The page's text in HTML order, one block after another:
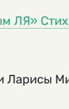
ЛЯ»
Ларисы